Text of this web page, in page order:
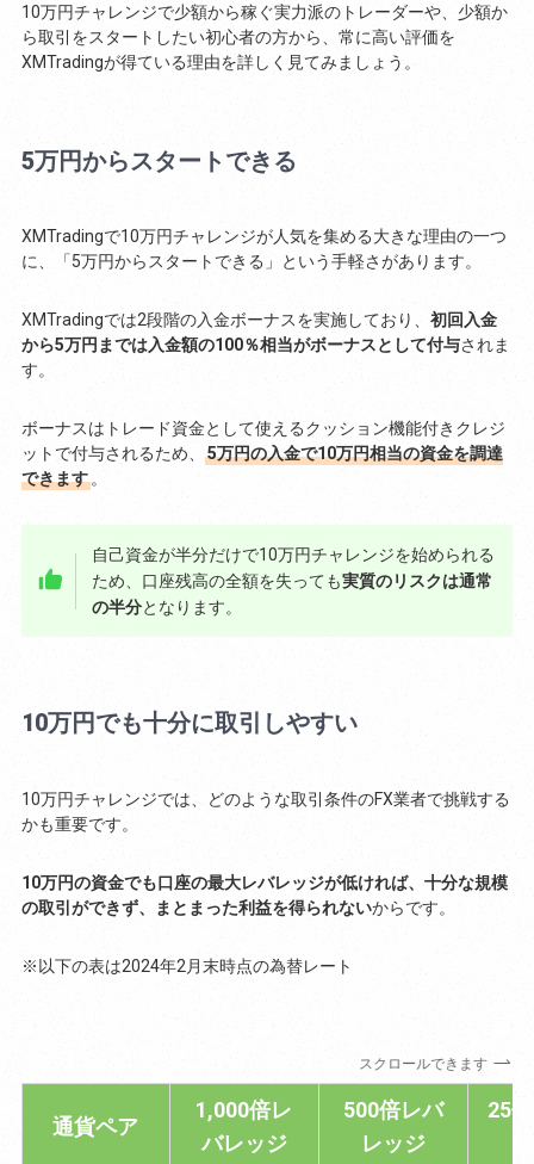
10万円チャレンジで少額から稼ぐ実力派のトレーダーや、少額か
ら取引をスタートしたい初心者の方から、常に高い評価を
XMTradingが得ている理由を詳しく見てみましょう。
5万円からスタートできる
XMTradingで10万円チャレンジが人気を集める大きな理由の一つ
に、「5万円からスタートできる」という手軽さがあります。
XMTradingでは2段階の入金ボーナスを実施しており、 初回入金
から5万円までは入金額の100％相当がボーナスとして付与されま
す。
ボーナスはトレード資金として使えるクッション機能付きクレジ
ットで付与されるため、
5万円の入金で10万円相当の資金を調達
できます。
自己資金が半分だけで10万円チャレンジを始められる
ため、口座残高の全額を失っても実質のリスクは通常
の半分となります。
10万円でも十分に取引しやすい
10万円チャレンジでは、どのような取引条件のFX業者で挑戦する
かも重要です。
10万円の資金でも口座の最大レバレッジが低ければ、十分な規模
の取引ができず、まとまった利益を得られないからです。
※以下の表は2024年2月末時点の為替レート
スクロールできます
通貨ペア
1,000倍レ
バレッジ
500倍レバ
レッジ
25